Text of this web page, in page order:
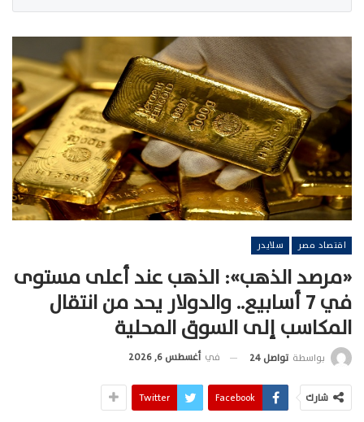
اقتصاد مصر سلايدر
«مرصد الذهب»: الذهب عند أعلى مستوى
في 7 أسابيع.. والدولار يحد من انتقال
المكاسب إلى السوق المحلية
بواسطة تواصل 24 في أغسطس 6, 2026
شارك Facebook
Twitter